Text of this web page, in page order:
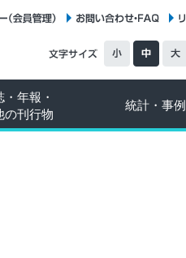
年報・
の刊行物
統計・事例